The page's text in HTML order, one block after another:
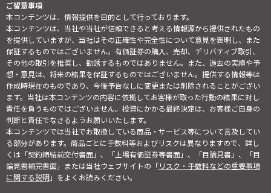
ご留意事項
本コンテンツは、情報提供を目的として行っております。
本コンテンツは、当社や当社が信頼できると考える情報源から提供されたもの
を提供していますが、当社はその正確性や完全性について意見を表明し、また
保証するものではございません。有価証券の購入、売却、デリバティブ取引、
その他の取引を推奨し、勧誘するものではありません。また、過去の実績や予
想・意見は、将来の結果を保証するものではございません。提供する情報等は
作成時現在のものであり、今後予告なしに変更または削除されることがござい
ます。当社は本コンテンツの内容に依拠してお客様が取った行動の結果に対し
責任を負うものではございません。投資にかかる最終決定は、お客様ご自身の
判断と責任でなさるようお願いいたします。
本コンテンツでは当社でお取扱している商品・サービス等について言及してい
る部分があります。商品ごとに手数料等およびリスクは異なりますので、詳し
くは「契約締結前交付書面」、「上場有価証券等書面」、「目論見書」、「目
論見書補完書面」または当社ウェブサイトの「リスク・手数料などの重要事項
に関する説明」をよくお読みください。